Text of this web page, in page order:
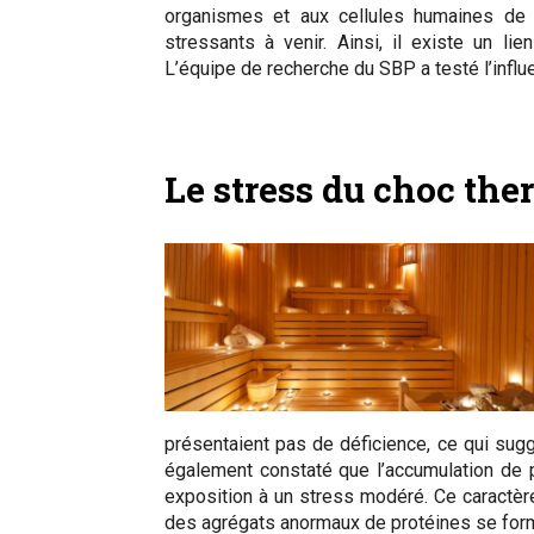
organismes et aux cellules humaines
stressants à venir. Ainsi, il existe un
L’équipe de recherche du SBP a testé
Le stress du choc
présentaient pas de déficience, ce qui
également constaté que l’accumulation
exposition à un stress modéré. Ce
des agrégats anormaux de protéines se